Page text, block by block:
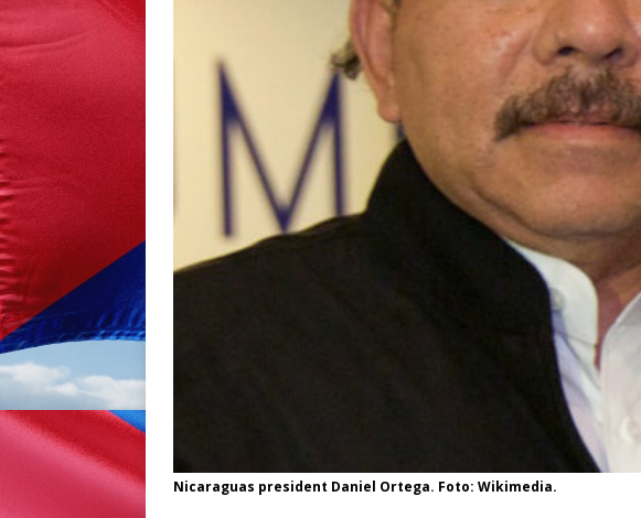
Nicaraguas president Daniel Ortega. Foto: Wikimedia.